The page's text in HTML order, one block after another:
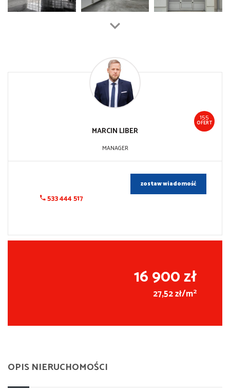
155
OFERT
MARCIN LIBER
MANAGER
533 444 517
zostaw wiadomość
16 900 zł
27,52 zł/m2
OPIS NIERUCHOMOŚCI